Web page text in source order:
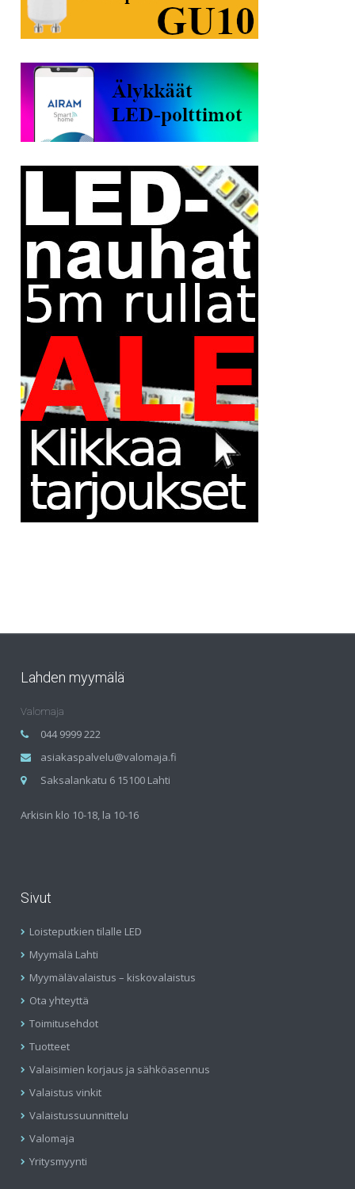
Lahden myymälä
Valomaja
044 9999 222
asiakaspalvelu@valomaja.fi
Saksalankatu 6 15100 Lahti
Arkisin klo 10-18, la 10-16
Sivut
Loisteputkien tilalle LED
Myymälä Lahti
Myymälävalaistus – kiskovalaistus
Ota yhteyttä
Toimitusehdot
Tuotteet
Valaisimien korjaus ja sähköasennus
Valaistus vinkit
Valaistussuunnittelu
Valomaja
Yritysmyynti